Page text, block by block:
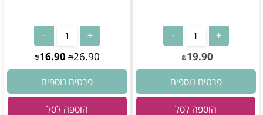
₪19.90
פרטים נוספים
הוספה לסל
₪26.90
₪16.90
פרטים נוספים
הוספה לסל